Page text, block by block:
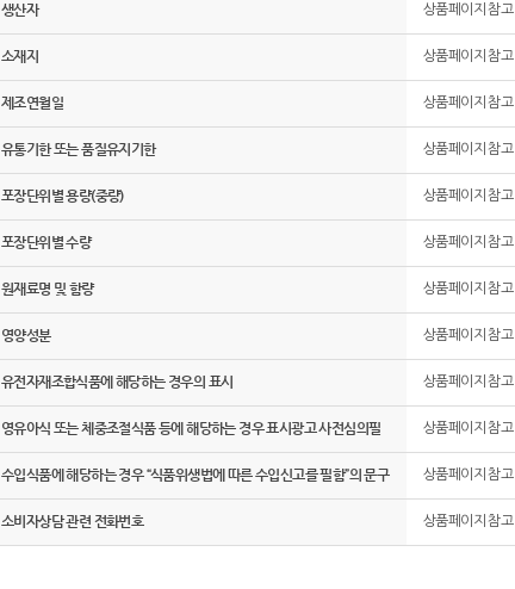
생산자 상품페이지 참고
소재지 상품페이지 참고
제조연월일 상품페이지 참고
유통기한 또는 품질유지기한 상품페이지 참고
포장단위별 용량(중량) 상품페이지 참고
포장단위별 수량 상품페이지 참고
원재료명 및 함량 상품페이지 참고
영양성분 상품페이지 참고
유전자재조합식품에 해당하는 경우의 표시 상품페이지 참고
영유아식 또는 체중조절식품 등에 해당하는 경우 표시광고 사전심의필 상품페이지 참고
수입식품에 해당하는 경우 “식품위생법에 따른 수입신고를 필함”의 문구 상품페이지 참고
소비자상담 관련 전화번호 상품페이지 참고